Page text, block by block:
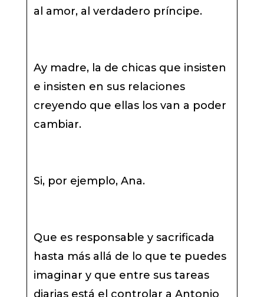
al amor, al verdadero príncipe.
Ay madre, la de chicas que insisten
e insisten en sus relaciones
creyendo que ellas los van a poder
cambiar.
Si, por ejemplo, Ana.
Que es responsable y sacrificada
hasta más allá de lo que te puedes
imaginar y que entre sus tareas
diarias está el controlar a Antonio